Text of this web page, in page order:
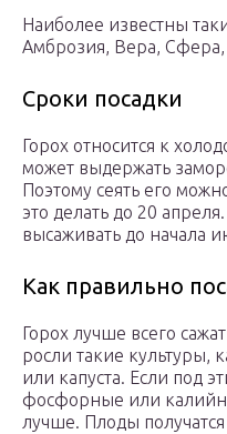
Наиболее известны
Амброзия, Вера, Сфера,
Сроки посадки
Горох относится к
может выдержать
Поэтому сеять его
это делать до 20
высаживать до начала
Как правильно
Горох лучше всего
росли такие культуры,
или капуста. Если под
фосфорные или
лучше. Плоды